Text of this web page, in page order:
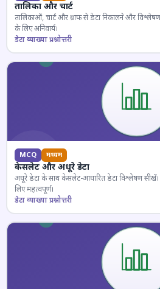
तालिका और चार्ट
तालिकाओं, चार्ट और ग्राफ से डेटा निकालने और विश्लेषण
के लिए अनिवार्य।
डेटा व्याख्या प्रश्नोत्तरी
MCQ मध्यम
केसलेट और अधूरे डेटा
अधूरे डेटा के साथ केसलेट-आधारित डेटा विश्लेषण
लिए महत्वपूर्ण।
डेटा व्याख्या प्रश्नोत्तरी